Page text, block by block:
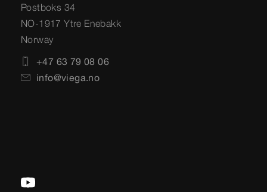
Postboks 34
NO-1917 Ytre Enebakk
Norway
+47 63 79 08 06
info@viega.no